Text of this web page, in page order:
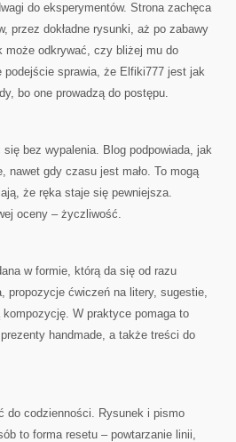
do eksperymentów. Strona zachęca
przez dokładne rysunki, aż po zabawy
może odkrywać, czy bliżej mu do
sprawia, że Elfiki777 jest jak
bo one prowadzą do postępu.
bez wypalenia. Blog podpowiada, jak
nawet gdy czasu jest mało. To mogą
że ręka staje się pewniejsza.
oceny – życzliwość.
w formie, którą da się od razu
propozycje ćwiczeń na litery, sugestie,
W praktyce pomaga to
handmade, a także treści do
do codzienności. Rysunek i pismo
to forma resetu – powtarzanie linii,